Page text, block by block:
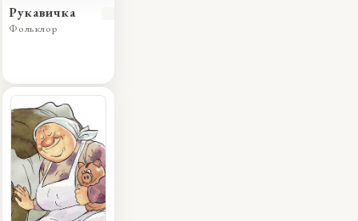
Рукавичка
Фольклор